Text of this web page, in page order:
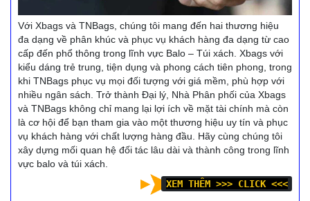
Với Xbags và TNBags, chúng tôi mang đến hai thương hiệu
đa dạng về phân khúc và phục vụ khách hàng đa dạng từ cao
cấp đến phổ thông trong lĩnh vực Balo – Túi xách. Xbags với
kiểu dáng trẻ trung, tiện dụng và phong cách tiên phong, trong
khi TNBags phục vụ mọi đối tượng với giá mềm, phù hợp với
nhiều ngân sách. Trở thành Đại lý, Nhà Phân phối của Xbags
và TNBags không chỉ mang lại lợi ích về mặt tài chính mà còn
là cơ hội để bạn tham gia vào một thương hiệu uy tín và phục
vụ khách hàng với chất lượng hàng đầu. Hãy cùng chúng tôi
xây dựng mối quan hệ đối tác lâu dài và thành công trong lĩnh
vực balo và túi xách.
XEM THÊM >>> CLICK <<<